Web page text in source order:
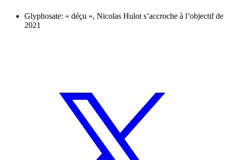
Glyphosate: « déçu », Nicolas Hulot s’accroche à l’objectif de
2021